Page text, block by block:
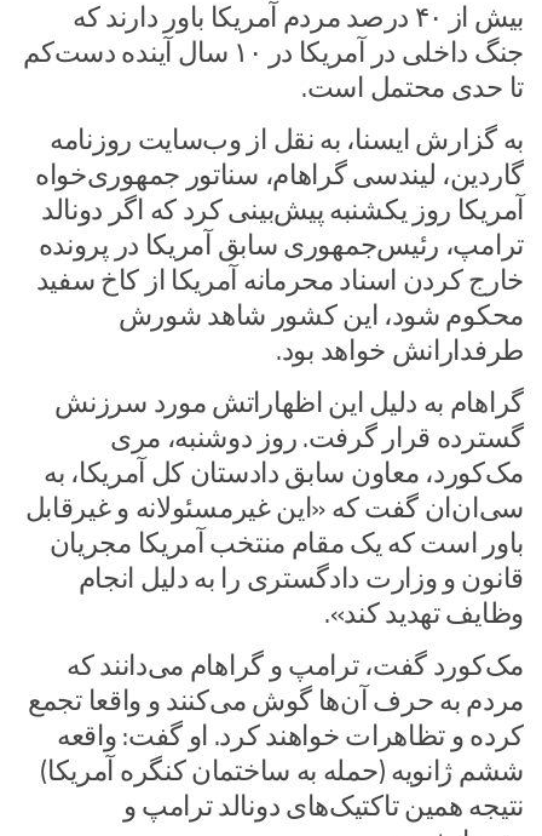
بیش از ۴۰ درصد مردم آمریکا باور دارند که
جنگ داخلی در آمریکا در ۱۰ سال آینده دست‌کم
تا حدی محتمل است.
به گزارش ایسنا، به نقل از وب‌سایت روزنامه
گاردین، لیندسی گراهام، سناتور جمهوری‌خواه
آمریکا روز یکشنبه پیش‌بینی کرد که اگر دونالد
ترامپ، رئیس‌جمهوری سابق آمریکا در پرونده
خارج کردن اسناد محرمانه آمریکا از کاخ سفید
محکوم شود، این کشور شاهد شورش
طرفدارانش خواهد بود.
گراهام به دلیل این اظهاراتش مورد سرزنش
گسترده قرار گرفت. روز دوشنبه، مری
مک‌کورد، معاون سابق دادستان کل آمریکا، به
سی‌ان‌ان گفت که «این غیرمسئولانه و غیرقابل
باور است که یک مقام منتخب آمریکا مجریان
قانون و وزارت دادگستری را به دلیل انجام
وظایف تهدید کند».
مک‌کورد گفت، ترامپ و گراهام می‌دانند که
مردم به حرف آن‌ها گوش می‌کنند و واقعا تجمع
کرده و تظاهرات خواهند کرد. او گفت: واقعه
ششم ژانویه (حمله به ساختمان کنگره آمریکا)
نتیجه همین تاکتیک‌های دونالد ترامپ و